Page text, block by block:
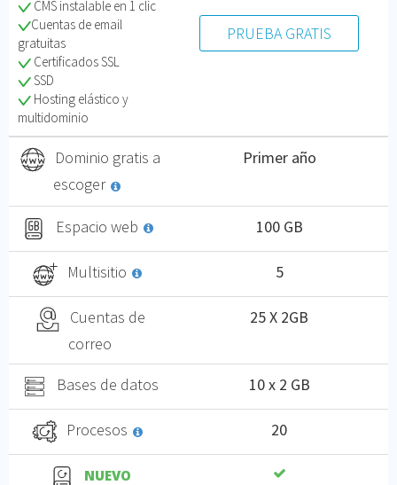
CMS instalable en 1 clic
Cuentas de email
gratuitas
Certificados SSL
SSD
Hosting elástico y
multidominio
PRUEBA GRATIS
Dominio gratis a
escoger
Primer año
Espacio web 100 GB
Multisitio 5
Cuentas de
correo
25 X 2GB
Bases de datos 10 x 2 GB
Procesos 20
NUEVO